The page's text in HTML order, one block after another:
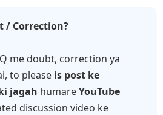
/ Correction?
me doubt, correction ya
to please is post ke
jagah humareYouTube
discussion video ke